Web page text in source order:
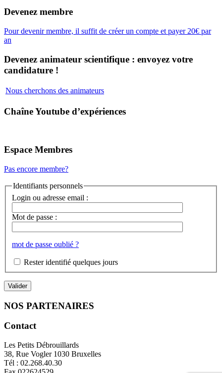
Devenez membre
Pour devenir membre, il suffit de créer un compte et payer 20€ par
an
Devenez animateur scientifique : envoyez votre
candidature !
Nous cherchons des animateurs
Chaîne Youtube d’expériences
Espace Membres
Pas encore membre?
Identifiants personnels
Login ou adresse email :
Mot de passe :
mot de passe oublié ?
Rester identifié quelques jours
NOS PARTENAIRES
Contact
Les Petits Débrouillards
38, Rue Vogler 1030 Bruxelles
Tél : 02.268.40.30